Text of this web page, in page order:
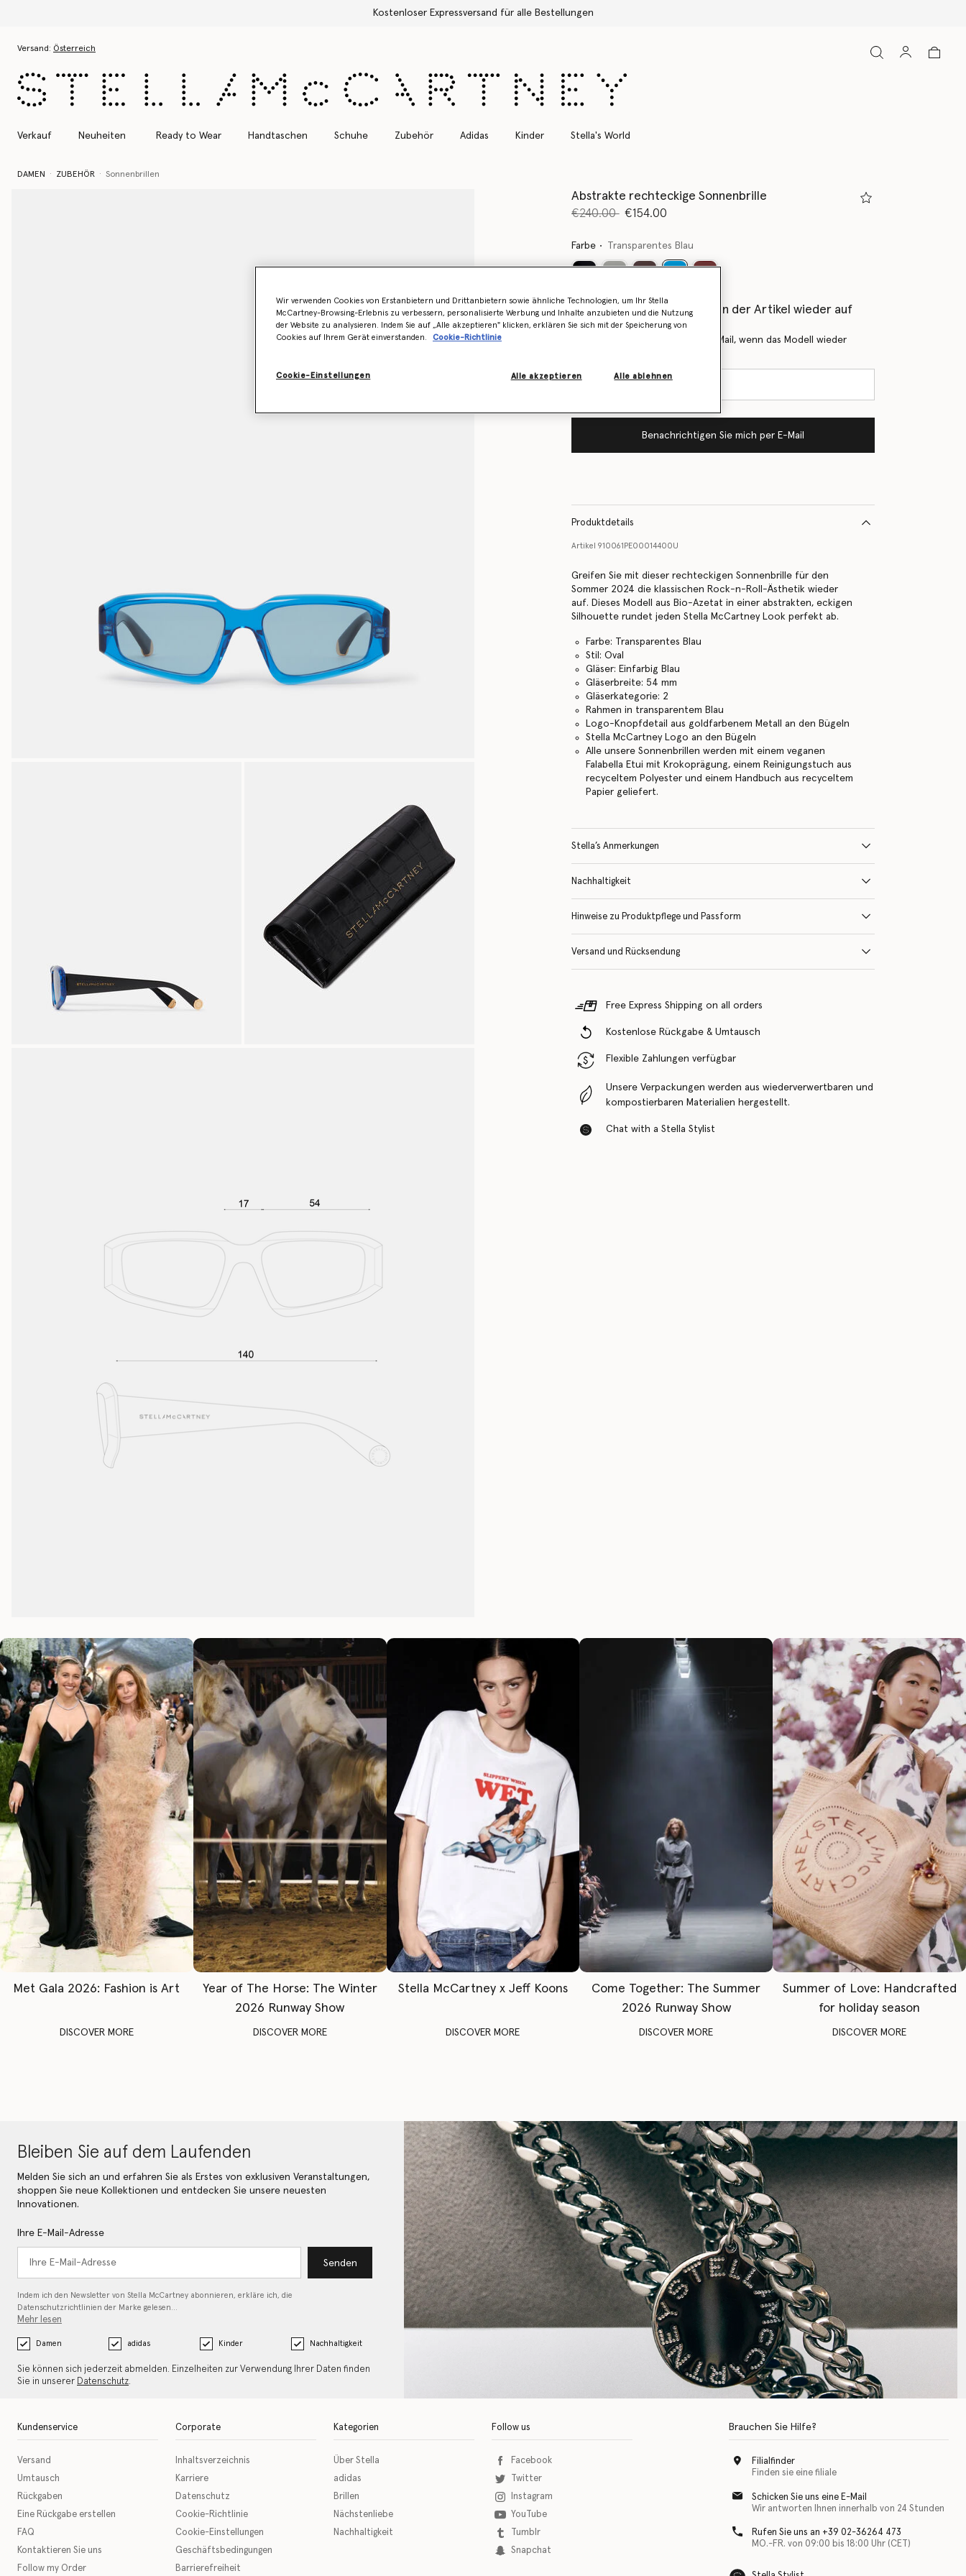
Kostenloser Expressversand für alle Bestellungen
Versand: Österreich
Verkauf Neuheiten Ready to Wear Handtaschen Schuhe Zubehör Adidas Kinder Stella's World
DAMEN ZUBEHÖR Sonnenbrillen
Abstrakte rechteckige Sonnenbrille
Preis reduziert von
€240.00bis
€154.00
Farbe Transparentes Blau
Erfahren Sie als Erstes, wenn der Artikel wieder auf
Lager ist
Benachrichtigen Sie mich per E-Mail, wenn das Modell wieder
Benachrichtigen Sie mich per E-Mail
Produktdetails
Artikel 910061PE00014400U
Greifen Sie mit dieser rechteckigen Sonnenbrille für den
Sommer 2024 die klassischen Rock-n-Roll-Ästhetik wieder
auf. Dieses Modell aus Bio-Azetat in einer abstrakten, eckigen
Silhouette rundet jeden Stella McCartney Look perfekt ab.
Farbe: Transparentes Blau
Stil: Oval
Gläser: Einfarbig Blau
Gläserbreite: 54 mm
Gläserkategorie: 2
Rahmen in transparentem Blau
Logo-Knopfdetail aus goldfarbenem Metall an den Bügeln
Stella McCartney Logo an den Bügeln
Alle unsere Sonnenbrillen werden mit einem veganen
Falabella Etui mit Krokoprägung, einem Reinigungstuch aus
recyceltem Polyester und einem Handbuch aus recyceltem
Papier geliefert.
Stella’s Anmerkungen
Nachhaltigkeit
Hinweise zu Produktpflege und Passform
Versand und Rücksendung
Free Express Shipping on all orders
Kostenlose Rückgabe & Umtausch
Flexible Zahlungen verfügbar
Unsere Verpackungen werden aus wiederverwertbaren und
kompostierbaren Materialien hergestellt.
Chat with a Stella Stylist
Met Gala 2026: Fashion is Art
DISCOVER MORE
Year of The Horse: The Winter
2026 Runway Show
DISCOVER MORE
Stella McCartney x Jeff Koons
DISCOVER MORE
Come Together: The Summer
2026 Runway Show
DISCOVER MORE
Summer of Love: Handcrafted
for holiday season
DISCOVER MORE
Bleiben Sie auf dem Laufenden
Melden Sie sich an und erfahren Sie als Erstes von exklusiven Veranstaltungen,
shoppen Sie neue Kollektionen und entdecken Sie unsere neuesten
Innovationen.
Ihre E-Mail-Adresse
Senden
Indem ich den Newsletter von Stella McCartney abonnieren, erkläre ich, die
Datenschutzrichtlinien der Marke gelesen…
Mehr lesen
Damen adidas Kinder Nachhaltigkeit
Sie können sich jederzeit abmelden. Einzelheiten zur Verwendung Ihrer Daten finden
Sie in unserer Datenschutz.
Kundenservice
Versand
Umtausch
Rückgaben
Eine Rückgabe erstellen
FAQ
Kontaktieren Sie uns
Follow my Order
Corporate
Inhaltsverzeichnis
Karriere
Datenschutz
Cookie-Richtlinie
Cookie-Einstellungen
Geschäftsbedingungen
Barrierefreiheit
Kategorien
Über Stella
adidas
Brillen
Nächstenliebe
Nachhaltigkeit
Follow us
Facebook
Twitter
Instagram
YouTube
Tumblr
Snapchat
Brauchen Sie Hilfe?
Filialfinder
Finden sie eine filiale
Schicken Sie uns eine E-Mail
Wir antworten Ihnen innerhalb von 24 Stunden
Rufen Sie uns an +39 02-36264 473
MO.-FR. von 09:00 bis 18:00 Uhr (CET)
Wir verwenden Cookies von Erstanbietern und Drittanbietern sowie ähnliche Technologien, um Ihr Stella
McCartney-Browsing-Erlebnis zu verbessern, personalisierte Werbung und Inhalte anzubieten und die Nutzung
der Website zu analysieren. Indem Sie auf „Alle akzeptieren" klicken, erklären Sie sich mit der Speicherung von
Cookies auf Ihrem Gerät einverstanden.
Cookie-Richtlinie
Cookie-Einstellungen Alle ablehnen
Alle akzeptieren